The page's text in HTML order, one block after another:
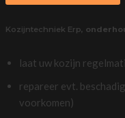
Kozijntechniek Erp,
laat uw kozijn
repareer evt.
voorkomen)